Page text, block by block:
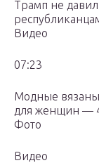
Трамп не
Видео
07:23
Модные
для женщин —
Фото
Видео